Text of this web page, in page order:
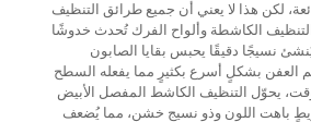
لكن هذا لا يعني أن جميع طرائق التنظيف
الكاشطة وألواح الفرك تُحدث خدوشًا
نسيجًا دقيقًا يحبس بقايا الصابون
العفن بشكلٍ أسرع بكثيرٍ مما يفعله السطح
يحوّل التنظيف الكاشط المفصل الأبيض
باهت اللون وذو نسيج خشن، مما يُضعف